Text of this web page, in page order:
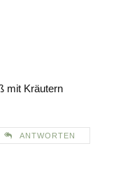
mit Kräutern
ANTWORTEN